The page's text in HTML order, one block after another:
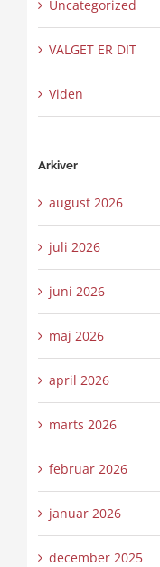
Uncategorized
VALGET ER DIT
Viden
Arkiver
august 2026
juli 2026
juni 2026
maj 2026
april 2026
marts 2026
februar 2026
januar 2026
december 2025